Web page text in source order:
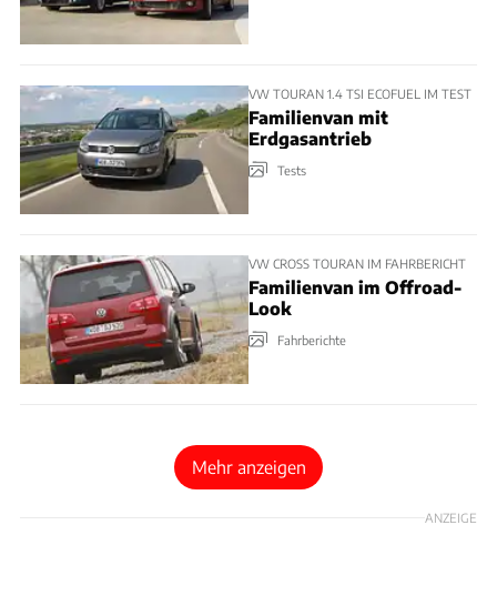
VW TOURAN 1.4 TSI ECOFUEL IM TEST
Familienvan mit
Erdgasantrieb
Tests
VW CROSS TOURAN IM FAHRBERICHT
Familienvan im Offroad-
Look
Fahrberichte
Mehr anzeigen
ANZEIGE